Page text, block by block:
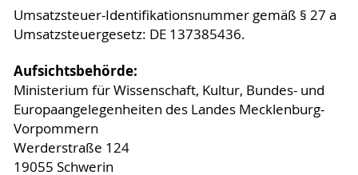
Umsatzsteuer-Identifikationsnummer gemäß § 27 a
Umsatzsteuergesetz: DE 137385436.
Aufsichtsbehörde:
Ministerium für Wissenschaft, Kultur, Bundes- und
Europaangelegenheiten des Landes Mecklenburg-
Vorpommern
Werderstraße 124
19055 Schwerin